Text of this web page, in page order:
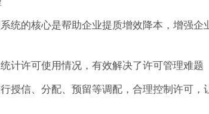
统的核心是帮助企业提质增效降本，增强企
计许可使用情况，有效解决了许可管理难题
授信、分配、预留等调配，合理控制许可，